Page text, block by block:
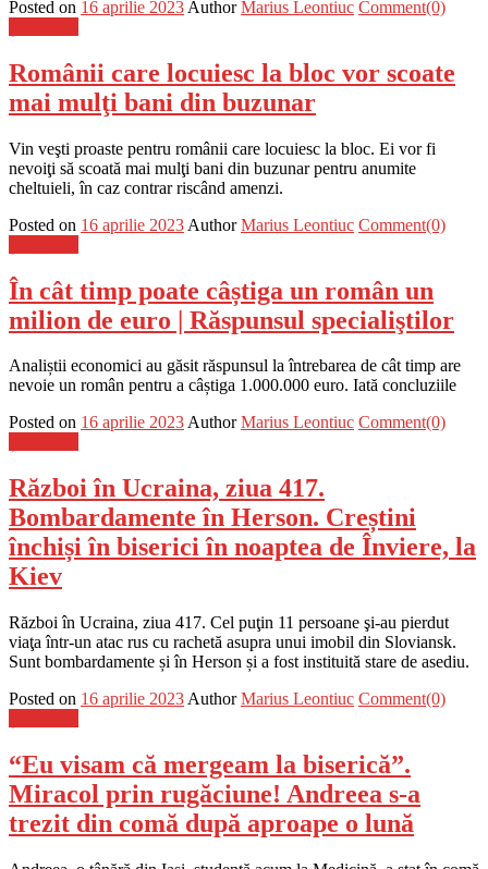
Posted on 16 aprilie 2023 Author Marius Leontiuc Comment(0)
Românii care locuiesc la bloc vor scoate
mai mulţi bani din buzunar
Vin veşti proaste pentru românii care locuiesc la bloc. Ei vor fi
nevoiţi să scoată mai mulţi bani din buzunar pentru anumite
cheltuieli, în caz contrar riscând amenzi.
Posted on 16 aprilie 2023 Author Marius Leontiuc Comment(0)
În cât timp poate câștiga un român un
milion de euro | Răspunsul specialiştilor
Analiștii economici au găsit răspunsul la întrebarea de cât timp are
nevoie un român pentru a câștiga 1.000.000 euro. Iată concluziile
Posted on 16 aprilie 2023Author Marius Leontiuc Comment(0)
Război în Ucraina, ziua 417.
Bombardamente în Herson. Creștini
închiși în biserici în noaptea de Înviere, la
Kiev
Război în Ucraina, ziua 417. Cel puţin 11 persoane şi-au pierdut
viaţa într-un atac rus cu rachetă asupra unui imobil din Sloviansk.
Sunt bombardamente și în Herson și a fost instituită stare de asediu.
Posted on 16 aprilie 2023 Author Marius Leontiuc Comment(0)
“Eu visam că mergeam la biserică”.
Miracol prin rugăciune! Andreea s-a
trezit din comă după aproape o lună